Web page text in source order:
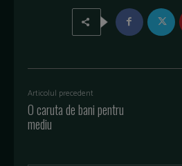
Articolul precedent
O caruta de bani pentru
mediu